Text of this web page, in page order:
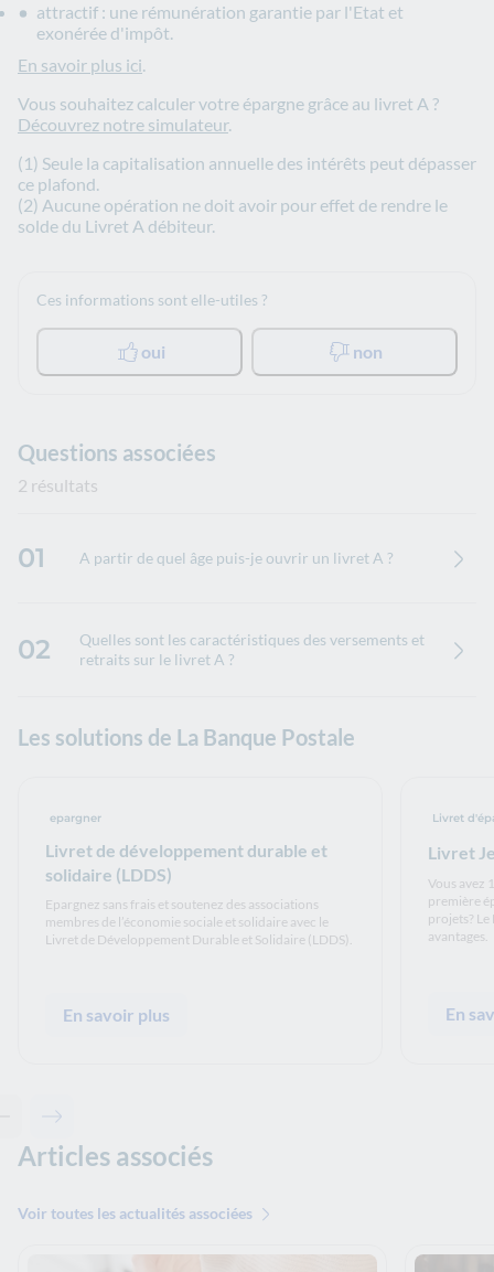
attractif : une rémunération garantie par l'Etat et
exonérée d'impôt.
En savoir plus ici.
Vous souhaitez calculer votre épargne grâce au livret A ?
Découvrez notre simulateur.
(1) Seule la capitalisation annuelle des intérêts peut dépasser
ce plafond.
(2) Aucune opération ne doit avoir pour effet de rendre le
solde du Livret A débiteur.
Ces informations sont elle-utiles ?
oui non
Questions associées
2 résultats
01 A partir de quel âge puis-je ouvrir un livret A ?
02
Quelles sont les caractéristiques des versements et
retraits sur le livret A ?
Les solutions de La Banque Postale
Livret de développement durable et
solidaire (LDDS)
epargner
Epargnez sans frais et soutenez des associations
membres de l’économie sociale et solidaire avec le
Livret de Développement Durable et Solidaire (LDDS).
En savoir plus
Livret
Livret
Vous avez
première
projets?
avantages.
En
Contenu précédent - Les solutions de La Banque Postale
Contenu suivant - Les solutions de La Banque Postale
Articles associés
Voir toutes les actualités associées